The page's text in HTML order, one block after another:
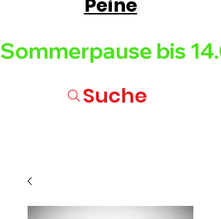
Sommerpause bis
Suche